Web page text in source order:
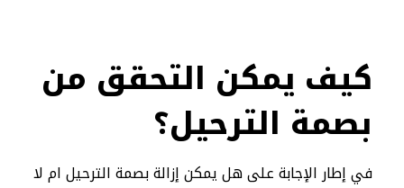
كيف يمكن التحقق من
بصمة الترحيل؟
في إطار الإجابة على هل يمكن إزالة بصمة الترحيل ام لا